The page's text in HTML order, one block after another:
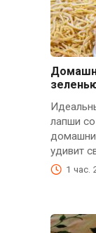
лапши
удивит
1 час.